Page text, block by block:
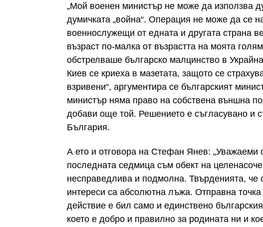
„Мой военен министър не може да използва
думичката „война“. Операция не може да се
военнослужещи от едната и другата страна
възраст по-малка от възрастта на моята
обстрелваше българско малцинство в
Киев се криеха в мазетата, защото се
взривени“, аргументира се българският
министър няма право на собствена външна
добави още той. Решението е съгласувано и
България.
А ето и отговора на Стефан Янев: „Уважаеми
последната седмица съм обект на
несправедлива и подмолна. Твърденията,
интереси са абсолютна лъжа. Отправна
действие е бил само и единствено
което е добро и правилно за родината ни и